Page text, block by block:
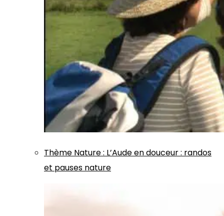
Thème Nature: L’Aude en douceur : randos
et pauses nature